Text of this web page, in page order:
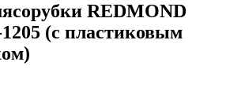
REDMOND
(с пластиковым